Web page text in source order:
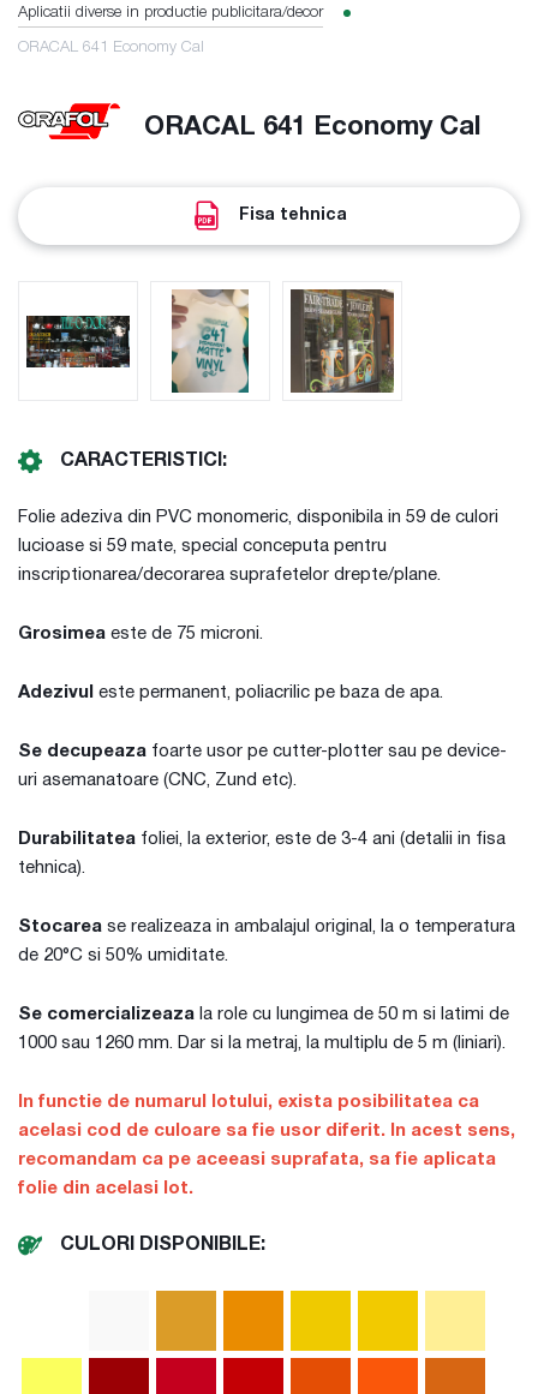
Aplicatii diverse in productie publicitara/decor
ORACAL 641 Economy Cal
ORACAL 641 Economy Cal
Fisa tehnica
CARACTERISTICI:
Folie adeziva din PVC monomeric, disponibila in 59 de culori
lucioase si 59 mate, special conceputa pentru
inscriptionarea/decorarea suprafetelor drepte/plane.
Grosimea este de 75 microni.
Adezivul este permanent, poliacrilic pe baza de apa.
Se decupeaza foarte usor pe cutter-plotter sau pe device-
uri asemanatoare (CNC, Zund etc).
Durabilitatea foliei, la exterior, este de 3-4 ani (detalii in fisa
tehnica).
Stocarea se realizeaza in ambalajul original, la o temperatura
de 20°C si 50% umiditate.
Se comercializeaza la role cu lungimea de 50 m si latimi de
1000 sau 1260 mm. Dar si la metraj, la multiplu de 5 m (liniari).
In functie de numarul lotului, exista posibilitatea ca
acelasi cod de culoare sa fie usor diferit. In acest sens,
recomandam ca pe aceeasi suprafata, sa fie aplicata
folie din acelasi lot.
CULORI DISPONIBILE: